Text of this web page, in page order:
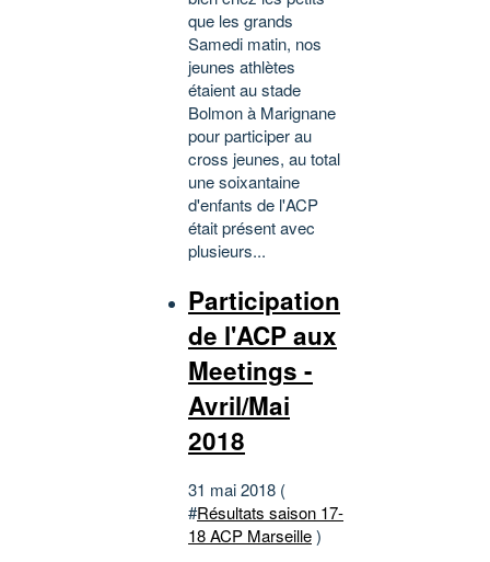
que les grands
Samedi matin, nos
jeunes athlètes
étaient au stade
Bolmon à Marignane
pour participer au
cross jeunes, au total
une soixantaine
d'enfants de l'ACP
était présent avec
plusieurs...
Participation
de l'ACP aux
Meetings -
Avril/Mai
2018
31 mai 2018 (
#Résultats saison 17-
18 ACP Marseille)